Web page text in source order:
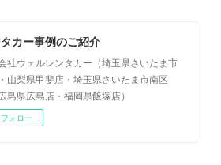
カー事例のご紹介
社ウェルレンタカー（埼玉県さいたま市
山梨県甲斐店・埼玉県さいたま市南区
島県広島店・福岡県飯塚店）
フォロー